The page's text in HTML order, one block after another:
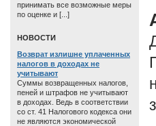
принимать все возможные меры
по оценке и [...]
HОВОСТИ
Возврат излишне уплаченных
налогов в доходах не
учитывают
Суммы возвращенных налогов,
пеней и штрафов не учитывают
в доходах. Ведь в соответствии
со ст. 41 Налогового кодекса они
не являются экономической